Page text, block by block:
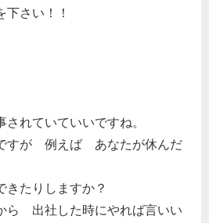
さい！！
れていていいですね。
すが 例えば あなたが休んだ
きたりしますか？
ら 出社した時にやれば言いい